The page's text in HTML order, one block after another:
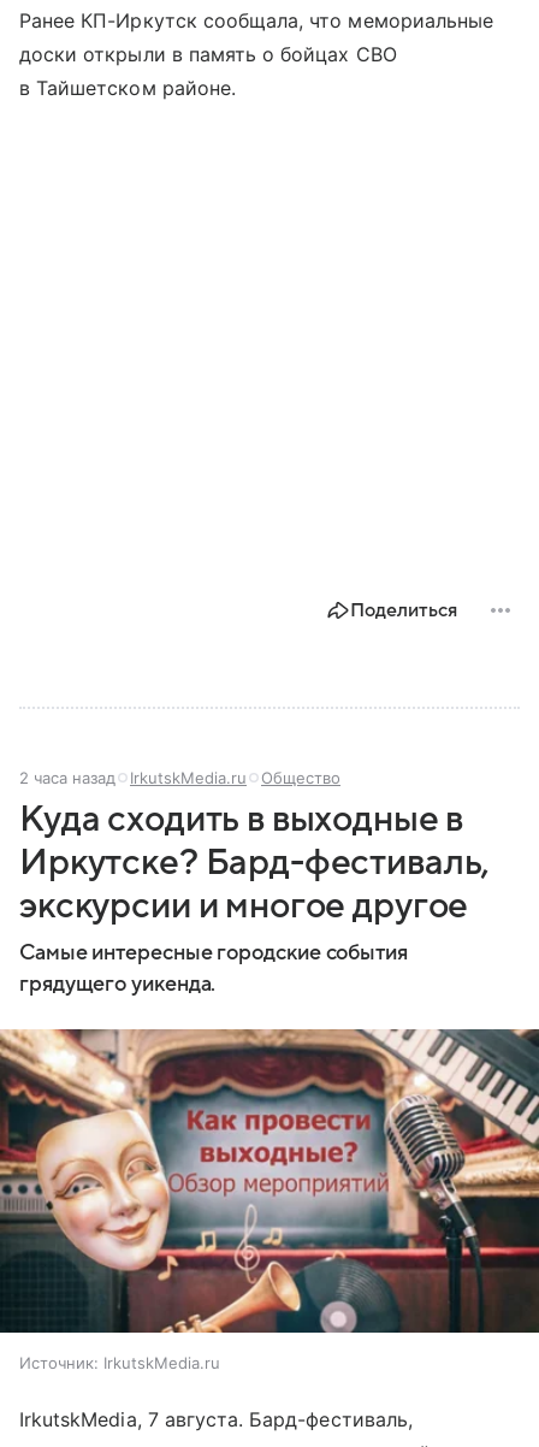
Ранее КП-Иркутск сообщала, что мемориальные
доски открыли в память о бойцах СВО
в Тайшетском районе.
Поделиться
2 часа назад IrkutskMedia.ru Общество
Куда сходить в выходные в
Иркутске? Бард-фестиваль,
экскурсии и многое другое
Самые интересные городские события
грядущего уикенда.
Источник: IrkutskMedia.ru
IrkutskMedia, 7 августа. Бард-фестиваль,